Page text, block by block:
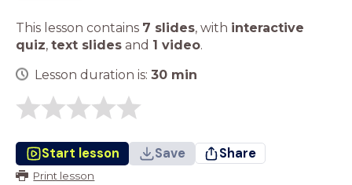
This lesson contains 7 slides, with interactive
quiz, text slides and 1 video.
Lesson duration is: 30 min
Start lesson Save Share
Print lesson